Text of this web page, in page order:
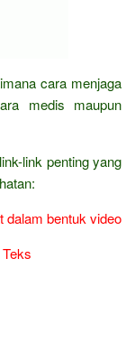
cara menjaga
medis maupun
link penting yang
dalam bentuk video